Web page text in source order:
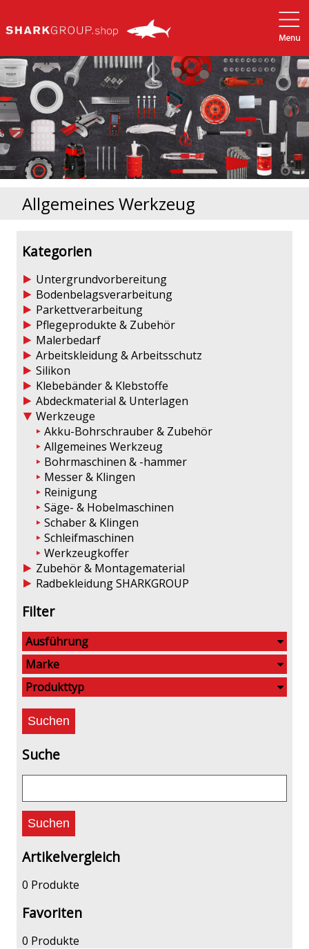
Allgemeines Werkzeug
Kategorien
Untergrundvorbereitung
Bodenbelagsverarbeitung
Parkettverarbeitung
Pflegeprodukte & Zubehör
Malerbedarf
Arbeitskleidung & Arbeitsschutz
Silikon
Klebebänder & Klebstoffe
Abdeckmaterial & Unterlagen
Werkzeuge
Akku-Bohrschrauber & Zubehör
Allgemeines Werkzeug
Bohrmaschinen & -hammer
Messer & Klingen
Reinigung
Säge- & Hobelmaschinen
Schaber & Klingen
Schleifmaschinen
Werkzeugkoffer
Zubehör & Montagematerial
Radbekleidung SHARKGROUP
Filter
Ausführung
Marke
Produkttyp
Suche
Artikelvergleich
0 Produkte
Favoriten
0 Produkte